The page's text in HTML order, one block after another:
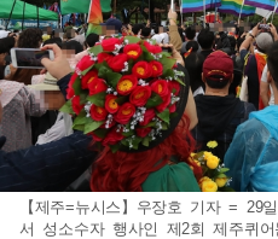
【제주=뉴시스】우장호 기자 = 29
서 성소수자 행사인 제2회 제주퀴